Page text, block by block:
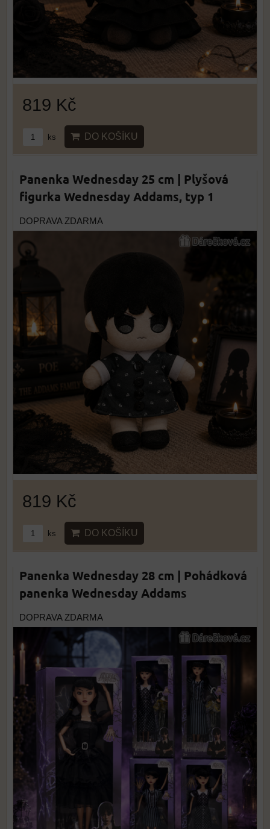
819 Kč
ks DO KOŠÍKU
Panenka Wednesday 25 cm | Plyšová
figurka Wednesday Addams, typ 1
DOPRAVA ZDARMA
819 Kč
ks DO KOŠÍKU
Panenka Wednesday 28 cm | Pohádková
panenka Wednesday Addams
DOPRAVA ZDARMA